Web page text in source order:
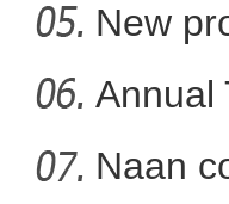
f
New
Annual
Naan